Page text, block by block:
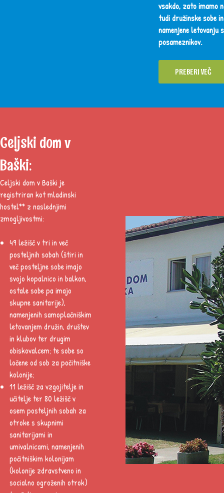
vsakdo, zato imamo
tudi družinske sobe
namenjene letovanju
posameznikov.
PREBERI VEČ
Celjski dom v
Baški:
Celjski dom v Baški je
registriran kot mladinski
hostel** z naslednjimi
zmogljivostmi:
49 ležišč v tri in več
posteljnih sobah (štiri in
več posteljne sobe imajo
svojo kopalnico in balkon,
ostale sobe pa imajo
skupne sanitarije),
namenjenih samoplačniškim
letovanjem družin, društev
in klubov ter drugim
obiskovalcem; te sobe so
ločene od sob za počitniške
kolonije;
11 ležišč za vzgojitelje in
učitelje ter 80 ležišč v
osem posteljnih sobah za
otroke s skupnimi
sanitarijami in
umivalnicami, namenjenih
počitniškim kolonijam
(kolonije zdravstveno in
socialno ogroženih otrok)